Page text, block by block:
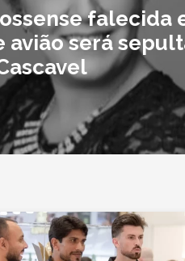
falecida
avião será